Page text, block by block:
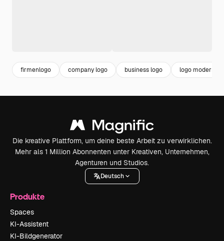
firmenlogo company logo business logo logo modern
Die kreative Plattform, um deine beste Arbeit zu verwirklichen.
Mehr als 1 Million Abonnenten unter Kreativen, Unternehmen,
Agenturen und Studios.
Deutsch
Produkte
Spaces
KI-Assistent
KI-Bildgenerator